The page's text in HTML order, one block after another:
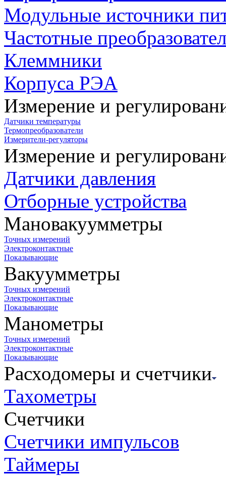
Модульные источники
Частотные
Клеммники
Корпуса РЭА
Измерение и
Датчики температуры
Термопреобразователи
Измерители-регуляторы
Измерение и
Датчики давления
Отборные устройства
Мановакуумметры
Точных измерений
Электроконтактные
Показывающие
Вакуумметры
Точных измерений
Электроконтактные
Показывающие
Манометры
Точных измерений
Электроконтактные
Показывающие
Расходомеры и счетчики
Тахометры
Счетчики
Счетчики импульсов
Таймеры